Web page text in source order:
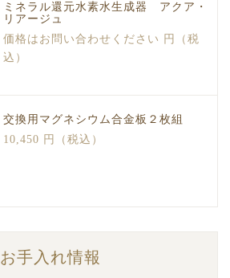
ミネラル還元水素水生成器 アクア・
リアージュ
価格はお問い合わせください 円（税
込）
交換用マグネシウム合金板２枚組
10,450 円（税込）
お手入れ情報